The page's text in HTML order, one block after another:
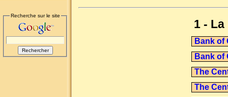
Recherche sur le site
1 -
Bank of
Bank of
The
The